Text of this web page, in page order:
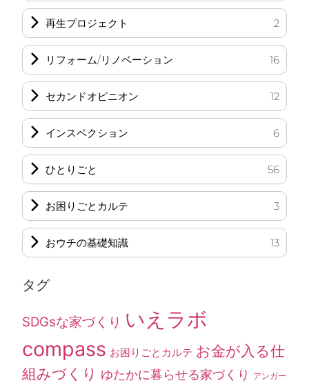
再生プロジェクト 2
リフォーム/リノベーション 16
セカンドオピニオン 12
インスペクション 6
ひとりごと 56
お困りごとカルテ 3
おウチの基礎知識 13
タグ
SDGsな家づくり いえラボ
compass お困りごとカルテ お金が入る仕
組みづくり ゆたかに暮らせる家づくり
アンガー